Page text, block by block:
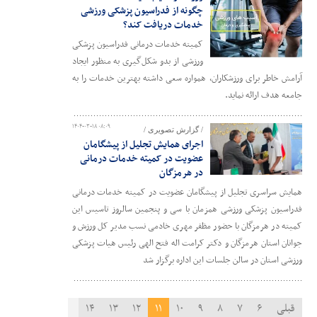
چگونه از فدراسیون پزشکی ورزشی
خدمات دریافت کند؟
کمیته خدمات درمانی فدراسیون پزشکی
ورزشی از بدو شکل‌گیری به منظور ایجاد
آرامش خاطر برای ورزشکاران، همواره سعی داشته بهترین خدمات را به
جامعه هدف ارائه نماید.
۱۴۰۴-۰۳-۱۸ ۰۸:۰۹ / گزارش تصویری /
اجرای همایش تجلیل از پیشگامان
عضویت در کمیته خدمات درمانی
در هرمزگان
همایش سراسری تجلیل از پیشگامان عضویت در کمیته خدمات درمانی
فدراسیون پزشکی ورزشی همزمان با سی و پنجمین سالروز تاسیس این
کمیته در هرمزگان با حضور مظفر مهری خادمی نسب مدیر کل ورزش و
جوانان استان هرمزگان و دکتر کرامت اله فتح الهی رئیس هیات پزشکی
ورزشی استان در سالن جلسات این اداره برگزار شد
قبلی ۶ ۷ ۸ ۹ ۱۰ ۱۱ ۱۲ ۱۳ ۱۴